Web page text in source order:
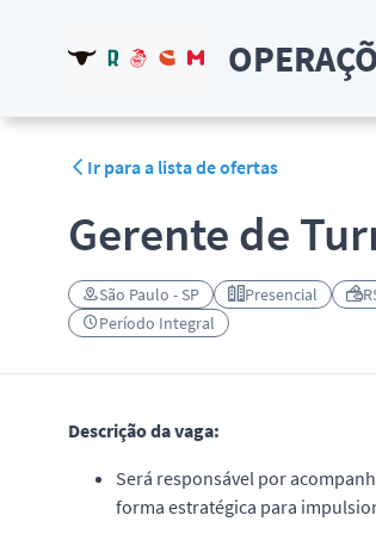
Ir para a lista de ofertas
Gerente de
São Paulo - SP Presencial
Período Integral
Descrição da vaga:
Será responsável por
forma estratégica para